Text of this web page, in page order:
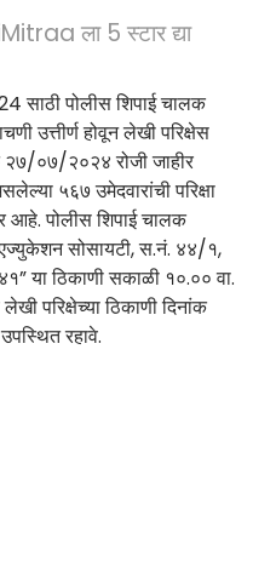
ला 5 स्टार द्या
पोलीस शिपाई चालक
उत्तीर्ण होवून लेखी परिक्षेस
२७/०७/२०२४ रोजी जाहीर
५६७ उमेदवारांची परिक्षा
आहे. पोलीस शिपाई चालक
एज्युकेशन सोसायटी, स.नं. ४४/१,
या ठिकाणी सकाळी १०.०० वा.
परिक्षेच्या ठिकाणी दिनांक
रहावे.